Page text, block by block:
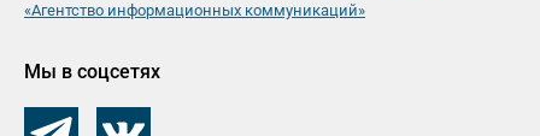
«Агентство информационных коммуникаций»
Мы в соцсетях